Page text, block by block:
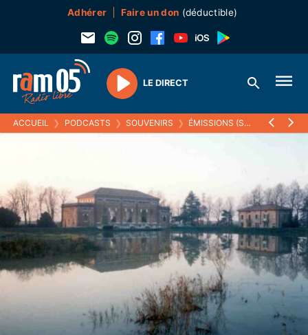
Adhérer Faire un don (déductible)
Play
LE DIRECT
ACCUEIL ❯ PODCASTS ❯ SOUVENIRS ❯ ÉMISSIONS (SOUVENIRS) ❯